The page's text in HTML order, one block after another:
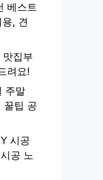
베스트
, 견
집부
려요!
주말
꿀팁 공
시공
공 노